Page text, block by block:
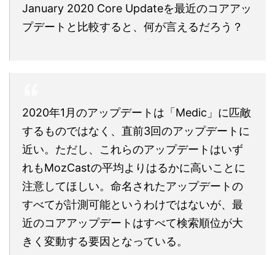
January 2020 Core Updateを最近のコアアッ
プデートと比較すると、何が言えるだろう？
2020年1月のアップデートは「Medic」に匹敵
するものではなく、直前3回のアップデートに
近い。ただし、これらのアップデートはいず
れもMozCastの平均よりはるかに高いことに
注意してほしい。命名されたアップデートの
すべてが計測可能というわけではないが、最
近のコアアップデートはすべて検索順位が大
きく変動する要因となっている。